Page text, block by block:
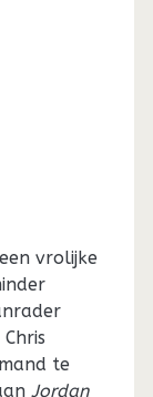
vrolijke
te
Jordan